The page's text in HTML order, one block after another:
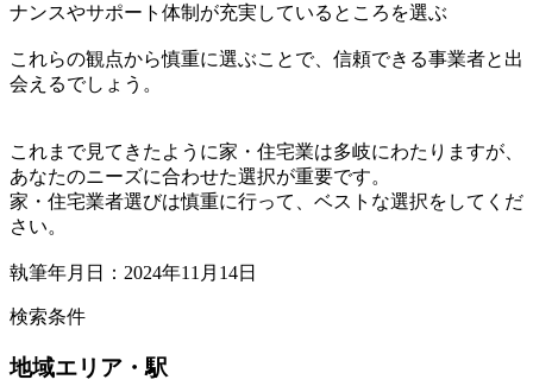
ナンスやサポート体制が充実しているところを選ぶ
これらの観点から慎重に選ぶことで、信頼できる事業者と出
会えるでしょう。
これまで見てきたように家・住宅業は多岐にわたりますが、
あなたのニーズに合わせた選択が重要です。
家・住宅業者選びは慎重に行って、ベストな選択をしてくだ
さい。
執筆年月日：2024年11月14日
検索条件
地域エリア・駅